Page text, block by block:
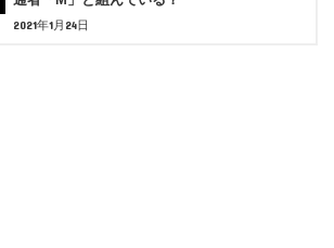
2021年1月24日